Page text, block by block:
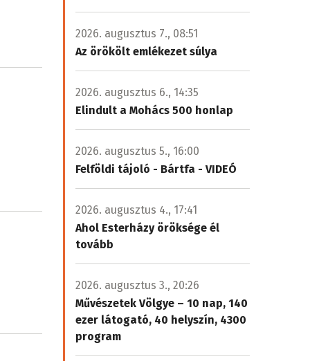
2026. augusztus 7., 08:51
Az örökölt emlékezet súlya
2026. augusztus 6., 14:35
Elindult a Mohács 500 honlap
2026. augusztus 5., 16:00
Felföldi tájoló - Bártfa - VIDEÓ
2026. augusztus 4., 17:41
Ahol Esterházy öröksége él
tovább
2026. augusztus 3., 20:26
Művészetek Völgye – 10 nap, 140
ezer látogató, 40 helyszín, 4300
program